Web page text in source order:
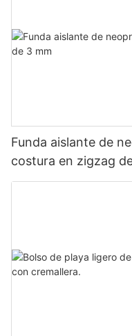
Funda aislante de
costura en zigzag